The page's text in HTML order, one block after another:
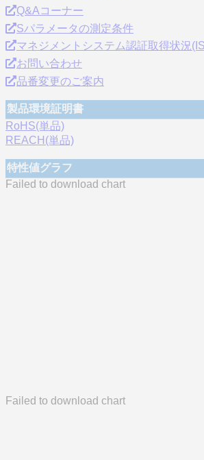
Q&Aコーナー
Sパラメータの測定条件
マネジメントシステム認証取得状況
お問い合わせ
品番変更のご案内
製品環境証明書
RoHS(単品)
REACH(単品)
特性値グラフ
Failed to download chart
Failed to download chart